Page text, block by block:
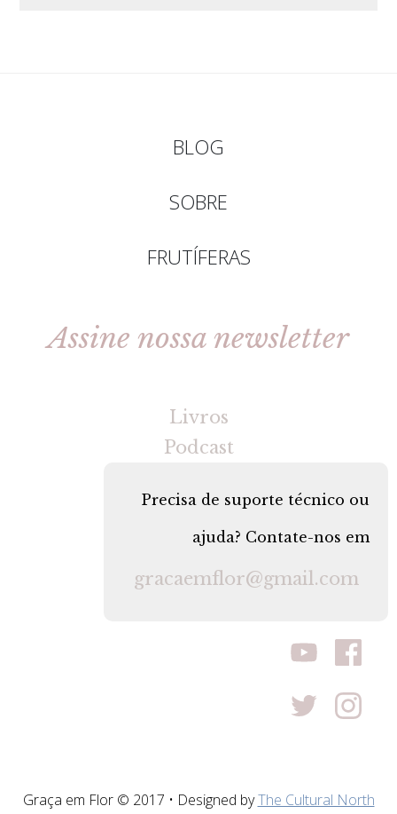
BLOG
SOBRE
FRUTÍFERAS
Assine nossa newsletter
Livros
Podcast
Precisa de suporte técnico ou
ajuda? Contate-nos em
gracaemflor@gmail.com
Graça em Flor © 2017 • Designed byThe Cultural North